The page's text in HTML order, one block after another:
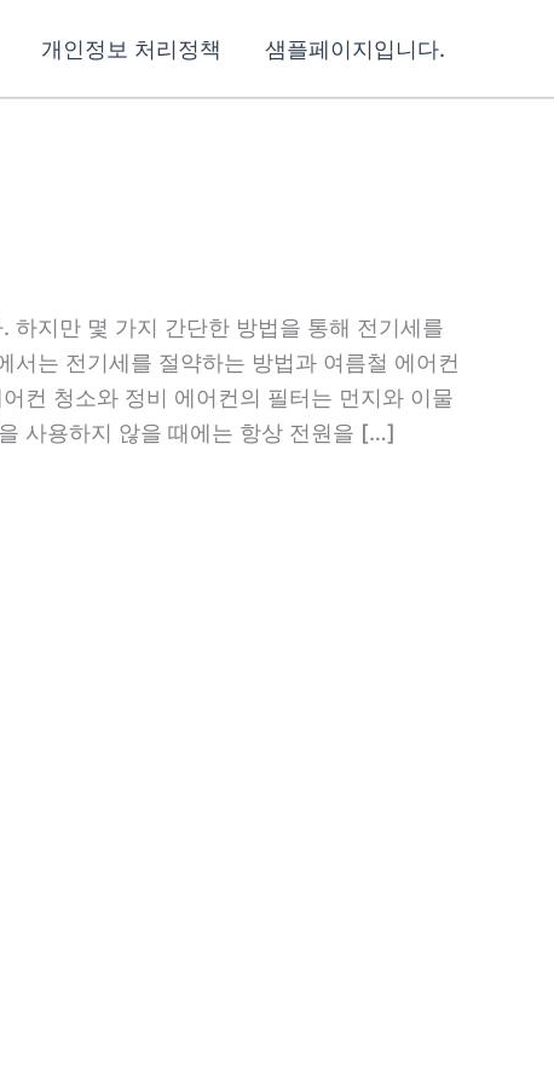
개인정보 처리정책 샘플페이지입니다.
하지만 몇 가지 간단한 방법을 통해 전기세를
는 전기세를 절약하는 방법과 여름철 에어컨
컨 청소와 정비 에어컨의 필터는 먼지와 이물
사용하지 않을 때에는 항상 전원을 […]